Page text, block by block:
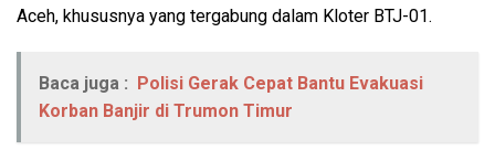
Aceh, khususnya yang tergabung dalam Kloter BTJ-01.
Baca juga : Polisi Gerak Cepat Bantu Evakuasi
Korban Banjir di Trumon Timur